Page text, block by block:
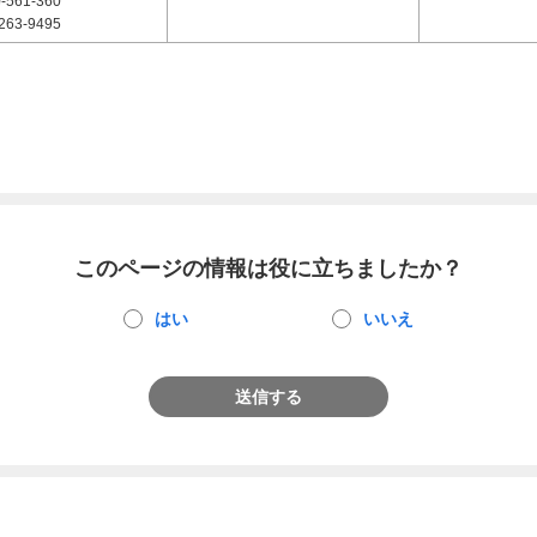
9495
このページの情報は役に立ちましたか？
はい いいえ
送信する